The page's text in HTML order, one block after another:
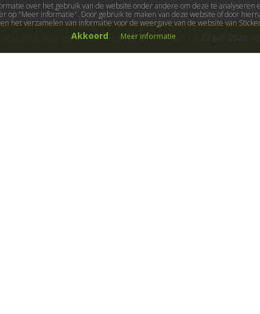
StickerOp gaat bijna met vakantie! Bestellingen na
over het gebruik van de website onder andere om deze te
"Meer informatie". Door gebruik te maken van deze website of door
en het verzamelen van informatie voor de weergave van de website van
Akkoord Meer informatie